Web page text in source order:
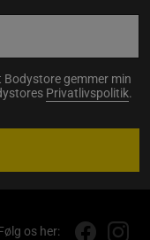
Bodystore gemmer min
Privatlivspolitik.
os her: